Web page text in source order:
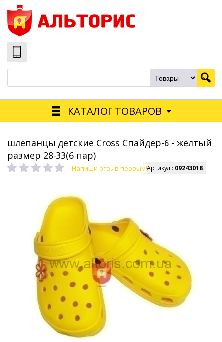
КАТАЛОГ ТОВАРОВ
шлепанцы детские Cross Спайдер-6 - жёлтый
размер 28-33(6 пар)
Напиши отзыв первым!Артикул : 09243018